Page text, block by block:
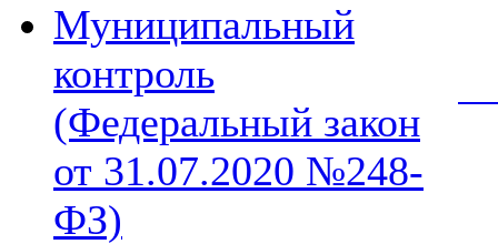
Муниципальный
контроль
(Федеральный закон
от 31.07.2020 №248-
ФЗ)